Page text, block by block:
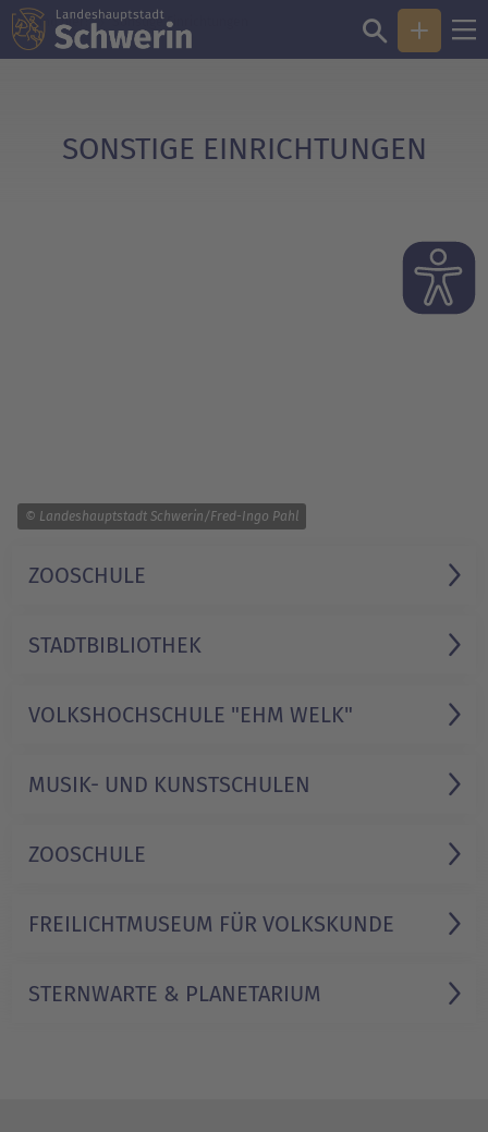
Sie sind hier: Sonstige Einrichtungen
SONSTIGE EINRICHTUNGEN
© Landeshauptstadt Schwerin/Fred-Ingo Pahl
ZOOSCHULE
STADT­BIBLIOTHEK
VOLKS­HOCHSCHULE "EHM WELK"
MUSIK- UND KUNST­SCHULEN
ZOOSCHULE
FREILICHT­MUSEUM FÜR VOLKSKUNDE
STERNWARTE & PLANETARIUM